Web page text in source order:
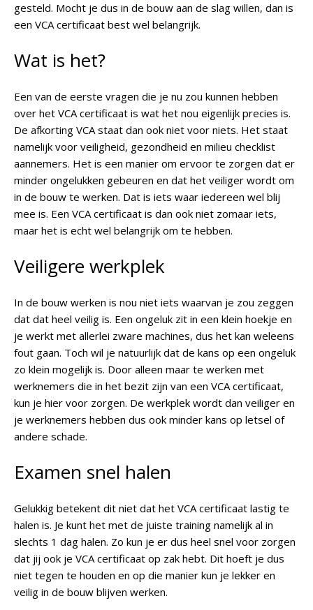
gesteld. Mocht je dus in de bouw aan de slag willen, dan is
een VCA certificaat best wel belangrijk.
Wat is het?
Een van de eerste vragen die je nu zou kunnen hebben
over het VCA certificaat is wat het nou eigenlijk precies is.
De afkorting VCA staat dan ook niet voor niets. Het staat
namelijk voor veiligheid, gezondheid en milieu checklist
aannemers. Het is een manier om ervoor te zorgen dat er
minder ongelukken gebeuren en dat het veiliger wordt om
in de bouw te werken. Dat is iets waar iedereen wel blij
mee is. Een VCA certificaat is dan ook niet zomaar iets,
maar het is echt wel belangrijk om te hebben.
Veiligere werkplek
In de bouw werken is nou niet iets waarvan je zou zeggen
dat dat heel veilig is. Een ongeluk zit in een klein hoekje en
je werkt met allerlei zware machines, dus het kan weleens
fout gaan. Toch wil je natuurlijk dat de kans op een ongeluk
zo klein mogelijk is. Door alleen maar te werken met
werknemers die in het bezit zijn van een VCA certificaat,
kun je hier voor zorgen. De werkplek wordt dan veiliger en
je werknemers hebben dus ook minder kans op letsel of
andere schade.
Examen snel halen
Gelukkig betekent dit niet dat het VCA certificaat lastig te
halen is. Je kunt het met de juiste training namelijk al in
slechts 1 dag halen. Zo kun je er dus heel snel voor zorgen
dat jij ook je VCA certificaat op zak hebt. Dit hoeft je dus
niet tegen te houden en op die manier kun je lekker en
veilig in de bouw blijven werken.